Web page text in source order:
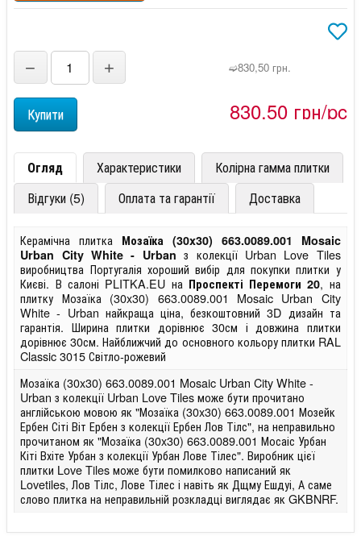
− + ➫830,50 грн.
830,50 грн/pc
Огляд Характеристики
Колірна гамма плитки
Відгуки (5)
Оплата та гарантії Доставка
Керамічна плитка Мозаїка (30x30) 663.0089.001 Mosaic
Urban City White - Urban з колекції Urban Love Tiles
виробництва Португалія хороший вибір для покупки плитки у
Києві. В салоні PLITKA.EU на Проспекті Перемоги 20, на
плитку Мозаїка (30x30) 663.0089.001 Mosaic Urban City
White - Urban найкраща ціна, безкоштовний 3D дизайн та
гарантія. Ширина плитки дорівнює 30см і довжина плитки
дорівнює 30см. Найближчий до основного кольору плитки RAL
Classic 3015 Світло-рожевий
Мозаїка (30x30) 663.0089.001 Mosaic Urban City White -
Urban з колекції Urban Love Tiles може бути прочитано
англійською мовою як "Мозаїка (30x30) 663.0089.001 Мозейк
Ербен Сіті Віт Ербен з колекції Ербен Лов Тілс", на неправильно
прочитаном як "Мозаїка (30x30) 663.0089.001 Мосаіс Урбан
Кіті Вхіте Урбан з колекції Урбан Лове Тілес". Виробник цієї
плитки Love Tiles може бути помилково написаний як
Lovetiles, Лов Тілс, Лове Тілес і навіть як Дщму Ешдуі, А саме
слово плитка на неправильній розкладці виглядає як GKBNRF.